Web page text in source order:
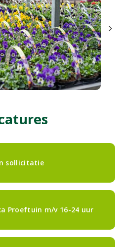
sollicitatie
Proeftuin m/v 16-24 uur